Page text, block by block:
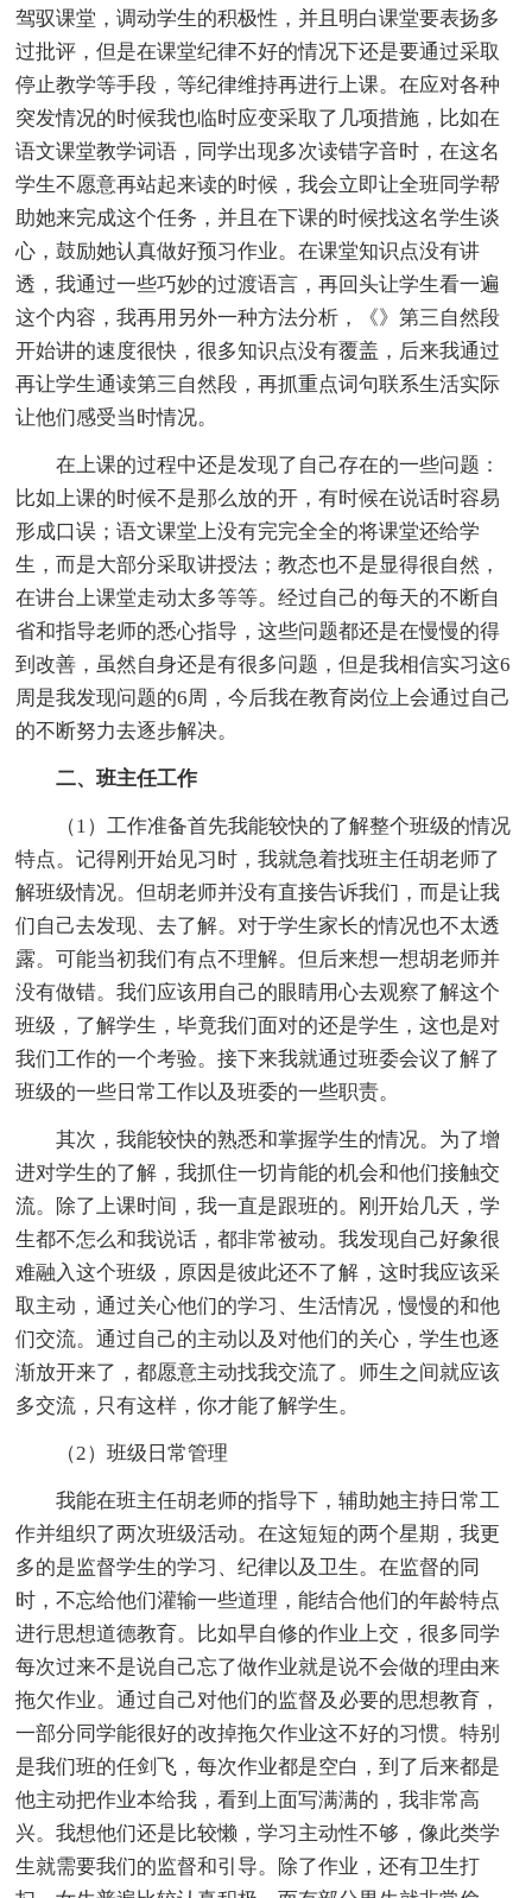
驾驭课堂，调动学生的积极性，并且明白课堂要表扬多
过批评，但是在课堂纪律不好的情况下还是要通过采取
停止教学等手段，等纪律维持再进行上课。在应对各种
突发情况的时候我也临时应变采取了几项措施，比如在
语文课堂教学词语，同学出现多次读错字音时，在这名
学生不愿意再站起来读的时候，我会立即让全班同学帮
助她来完成这个任务，并且在下课的时候找这名学生谈
心，鼓励她认真做好预习作业。在课堂知识点没有讲
透，我通过一些巧妙的过渡语言，再回头让学生看一遍
这个内容，我再用另外一种方法分析，《》第三自然段
开始讲的速度很快，很多知识点没有覆盖，后来我通过
再让学生通读第三自然段，再抓重点词句联系生活实际
让他们感受当时情况。
在上课的过程中还是发现了自己存在的一些问题：
比如上课的时候不是那么放的开，有时候在说话时容易
形成口误；语文课堂上没有完完全全的将课堂还给学
生，而是大部分采取讲授法；教态也不是显得很自然，
在讲台上课堂走动太多等等。经过自己的每天的不断自
省和指导老师的悉心指导，这些问题都还是在慢慢的得
到改善，虽然自身还是有很多问题，但是我相信实习这6
周是我发现问题的6周，今后我在教育岗位上会通过自己
的不断努力去逐步解决。
二、班主任工作
（1）工作准备首先我能较快的了解整个班级的情况
特点。记得刚开始见习时，我就急着找班主任胡老师了
解班级情况。但胡老师并没有直接告诉我们，而是让我
们自己去发现、去了解。对于学生家长的情况也不太透
露。可能当初我们有点不理解。但后来想一想胡老师并
没有做错。我们应该用自己的眼睛用心去观察了解这个
班级，了解学生，毕竟我们面对的还是学生，这也是对
我们工作的一个考验。接下来我就通过班委会议了解了
班级的一些日常工作以及班委的一些职责。
其次，我能较快的熟悉和掌握学生的情况。为了增
进对学生的了解，我抓住一切肯能的机会和他们接触交
流。除了上课时间，我一直是跟班的。刚开始几天，学
生都不怎么和我说话，都非常被动。我发现自己好象很
难融入这个班级，原因是彼此还不了解，这时我应该采
取主动，通过关心他们的学习、生活情况，慢慢的和他
们交流。通过自己的主动以及对他们的关心，学生也逐
渐放开来了，都愿意主动找我交流了。师生之间就应该
多交流，只有这样，你才能了解学生。
（2）班级日常管理
我能在班主任胡老师的指导下，辅助她主持日常工
作并组织了两次班级活动。在这短短的两个星期，我更
多的是监督学生的学习、纪律以及卫生。在监督的同
时，不忘给他们灌输一些道理，能结合他们的年龄特点
进行思想道德教育。比如早自修的作业上交，很多同学
每次过来不是说自己忘了做作业就是说不会做的理由来
拖欠作业。通过自己对他们的监督及必要的思想教育，
一部分同学能很好的改掉拖欠作业这不好的习惯。特别
是我们班的任剑飞，每次作业都是空白，到了后来都是
他主动把作业本给我，看到上面写满满的，我非常高
兴。我想他们还是比较懒，学习主动性不够，像此类学
生就需要我们的监督和引导。除了作业，还有卫生打